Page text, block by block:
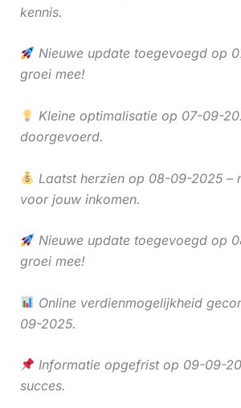
kennis.
Nieuwe update toegevoegd op
groei mee!
Kleine optimalisatie op 07-09-
doorgevoerd.
Laatst herzien op 08-09-2025 –
voor jouw inkomen.
Nieuwe update toegevoegd op
groei mee!
Online verdienmogelijkheid
09-2025.
Informatie opgefrist op 09-09-
succes.